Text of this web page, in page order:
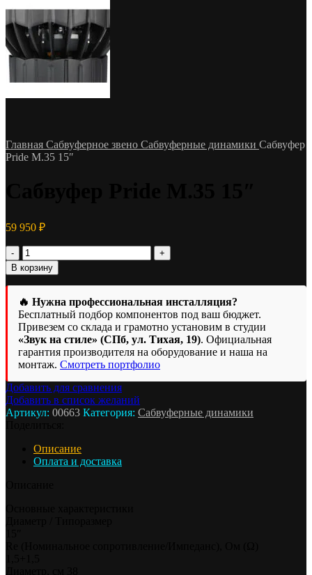
Главная Сабвуферное звено Сабвуферные динамики Сабвуфер
Pride M.35 15″
59 950 ₽
Количество
товара
Сабвуфер
Pride
M.35
15"
В корзину
🔥 Нужна профессиональная инсталляция?
Бесплатный подбор компонентов под ваш бюджет.
Привезем со склада и грамотно установим в студии
«Звук на стиле» (СПб, ул. Тихая, 19). Официальная
гарантия производителя на оборудование и наша на
монтаж. Смотреть портфолио
Добавить для сравнения
Добавить в список желаний
Артикул: 00663 Категория: Сабвуферные динамики
Описание
Оплата и доставка